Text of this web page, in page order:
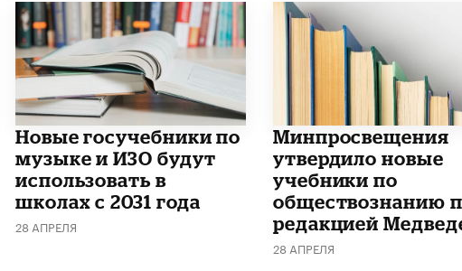
Новые госучебники по
музыке и ИЗО будут
использовать в
школах с 2031 года
28 АПРЕЛЯ
Минпросвещения
утвердило новые
учебники по
обществознанию
редакцией
28 АПРЕЛЯ